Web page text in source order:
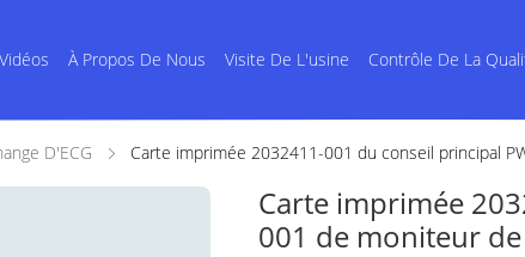
Vidéos À Propos De Nous Visite De L'usine Contrôle De La
D'ECG Carte imprimée 2032411-001 du conseil principal
Carte imprimée
001 de moniteur de